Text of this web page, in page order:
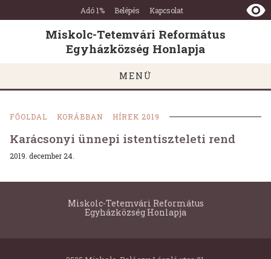
Miskolc-
Tetemvári
Református
Egyházközség
Honlapja
Ugrás a tartalomra
Ugrás a láblécre
Adó 1% Belépés Kapcsolat
Miskolc-Tetemvári Református
Egyházközség Honlapja
MENÜ
FŐOLDAL KORÁBBAN HÍREK 2019
Karácsonyi ünnepi istentiszteleti rend
2019. december 24.
Miskolc-Tetemvári Református
Egyházközség Honlapja